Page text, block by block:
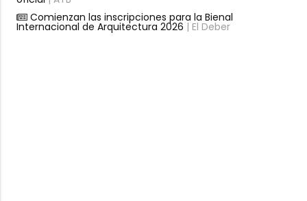
Comienzan las inscripciones para la Bienal
Internacional de Arquitectura 2026 | El Deber